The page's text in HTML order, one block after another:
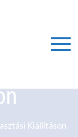
Villányi
Iskola
Kiállításon